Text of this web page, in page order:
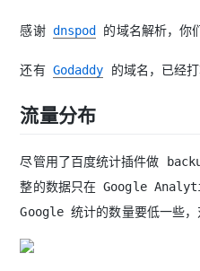
感谢 dnspod 的域名解析，你
还有 Godaddy 的域名，已经
流量分布
尽管用了百度统计插件做
整的数据只在 Google
Google 统计的数量要低一些，